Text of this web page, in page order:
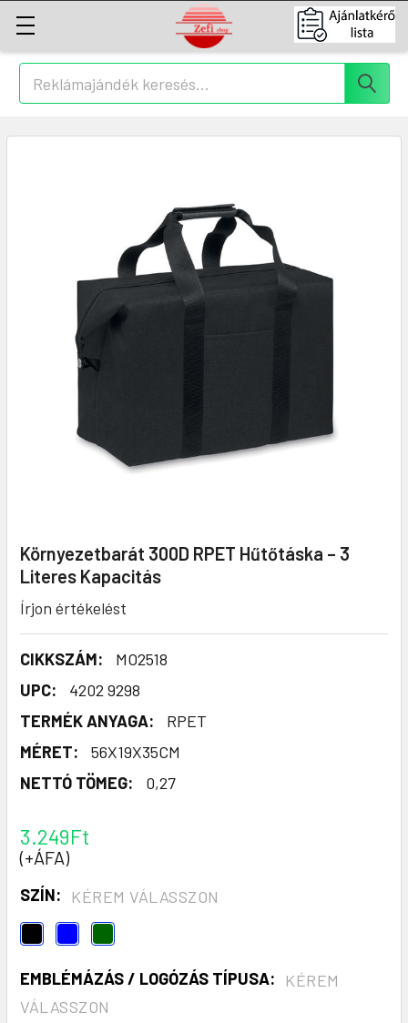
Keresés
Környezetbarát 300D RPET Hűtőtáska – 3
Literes Kapacitás
Írjon értékelést
CIKKSZÁM:
MO2518
UPC:
4202 9298
TERMÉK ANYAGA:
RPET
MÉRET:
56X19X35CM
NETTÓ TÖMEG:
0,27
3.249Ft
(+ÁFA)
SZÍN: KÉREM VÁLASSZON
EMBLÉMÁZÁS / LOGÓZÁS TÍPUSA:
KÉREM
VÁLASSZON